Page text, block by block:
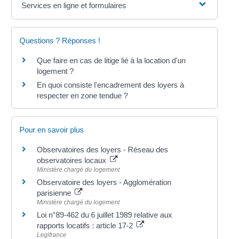
Services en ligne et formulaires
Questions ? Réponses !
Que faire en cas de litige lié à la location d'un
logement ?
En quoi consiste l'encadrement des loyers à
respecter en zone tendue ?
Pour en savoir plus
Observatoires des loyers - Réseau des
observatoires locaux
Ministère chargé du logement
Observatoire des loyers - Agglomération
parisienne
Ministère chargé du logement
Loi n°89-462 du 6 juillet 1989 relative aux
rapports locatifs : article 17-2
Legifrance